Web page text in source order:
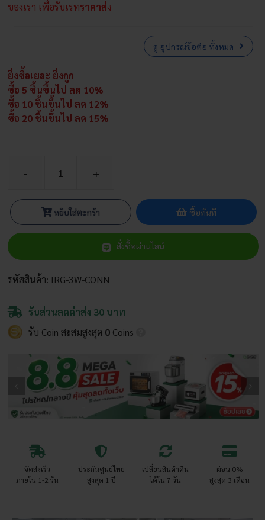
ของเรา เพื่อรับเรทราคาส่ง
ดู อุปกรณ์ข้อต่อ ทั้งหมด
ยิ่งซื้อเยอะ ยิ่งถูก
ซื้อ 5 ชิ้นขึ้นไป ลด 10%
ซื้อ 10 ชิ้นขึ้นไป ลด 12%
ซื้อ 20 ชิ้นขึ้นไป ลด 15%
จำนวน
ต่อ
สาย
ไมโคร
ทาง
ชิ้น
หยิบใส่ตะกร้า ซื้อทันที
สั่งซื้อผ่านไลน์
รหัสสินค้า: IRG-3W-CONN
รับส่วนลดค่าส่ง 30 บาท
รับ Coin สะสมสูงสุด 0 Coins
จัดส่งเร็ว
ภายใน 1-2 วัน
ประกันศูนย์ไทย
สูงสุด 1 ปี
เปลี่ยนสินค้าคืน
ได้ใน 7 วัน
ผ่อน 0%
สูงสุด 3 เดือน